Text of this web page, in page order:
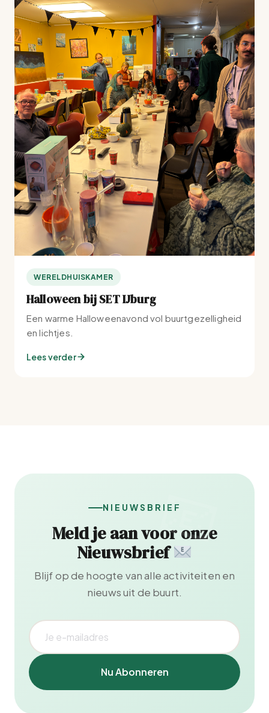
WERELDHUISKAMER
Halloween bij SET IJburg
Een warme Halloweenavond vol buurtgezelligheid
en lichtjes.
Lees verder
NIEUWSBRIEF
Meld je aan voor onze
Nieuwsbrief
Blijf op de hoogte van alle activiteiten en
nieuws uit de buurt.
Nu Abonneren